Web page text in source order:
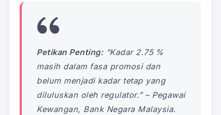
Petikan Penting:“Kadar 2.75 %
masih dalam fasa promosi dan
belum menjadi kadar tetap yang
diluluskan oleh regulator.” – Pegawai
Kewangan, Bank Negara Malaysia.